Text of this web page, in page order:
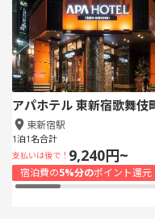
アパホテル 東新宿歌舞伎
東新宿駅
1泊1名合計
支払いは後で！ 9,240円~
宿泊費の5%分のポイント還元